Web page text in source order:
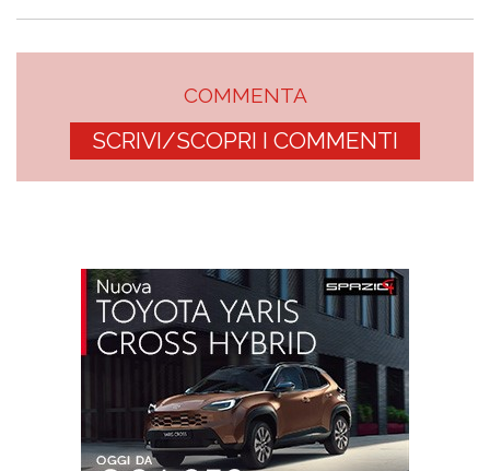
COMMENTA
SCRIVI/SCOPRI I COMMENTI